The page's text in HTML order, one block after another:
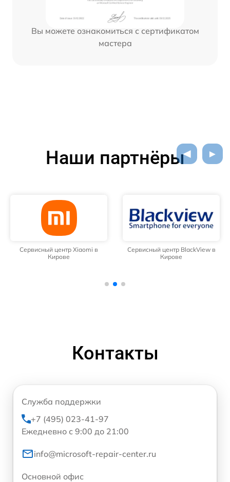
Вы можете ознакомиться с сертификатом
мастера
Наши партнёры
Сервисный центр Xiaomi в
Кирове
Сервисный центр BlackView в
Кирове
Контакты
Служба поддержки
+7 (495) 023-41-97
Ежедневно с 9:00 до 21:00
info@microsoft-repair-center.ru
Основной офис